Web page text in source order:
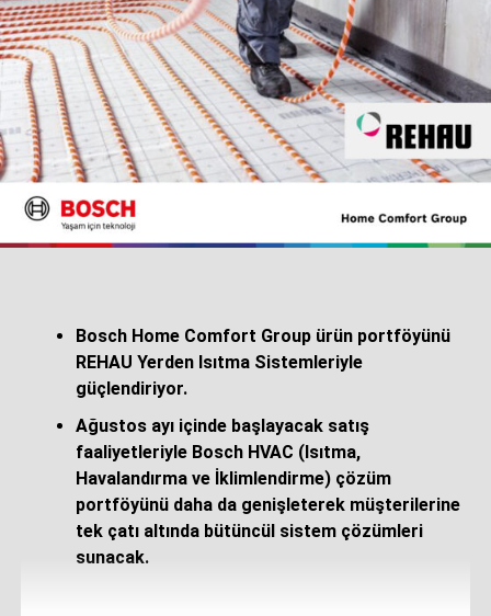
Altı Haftalık Eğitimle Mesleğe İlk Adım
Program kapsamında kursiyerler, iş sağlığı ve güvenliği,
teknik kaynak uygulamaları, mentörlük ve kişisel gelişim
almaya hak kazanırken, Manisa Ticaret ve Sanayi
Odası’nın desteğiyle Mesleki Yeterlilik Belgesi (MYK)
süreçlerinden de yararlanarak ulusal ve uluslararası
projelerde görev alabilecek mesleki yeterliliğe sahip
Elginkan Vakfı’ndan Nitelikli İstihdama Katkı
1994 yılından bu yana Mesleki ve Teknik Eğitim
Bosch Home Comfort Group ürün portföyünü
REHAU Yerden Isıtma Sistemleriyle
güçlendiriyor.
Ağustos ayı içinde başlayacak satış
faaliyetleriyle Bosch HVAC (Isıtma,
Havalandırma ve İklimlendirme) çözüm
portföyünü daha da genişleterek müşterilerine
tek çatı altında bütüncül sistem çözümleri
sunacak.